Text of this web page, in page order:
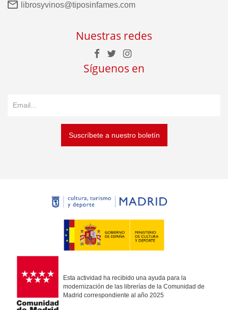
librosyvinos@tiposinfames.com
Nuestras redes
Síguenos en
Suscríbete a nuestro boletín
Esta actividad ha recibido una ayuda para la
modernización de las librerías de la Comunidad de
Madrid correspondiente al año 2025